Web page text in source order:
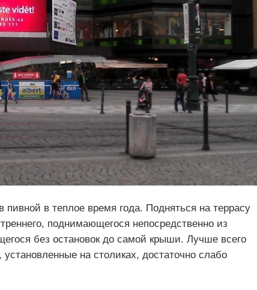
пивной в теплое время года. Подняться на террасу
поднимающегося непосредственно из
без остановок до самой крыши. Лучше всего
на столиках, достаточно слабо